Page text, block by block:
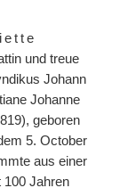
und treue
Johann
Johanne
geboren
5. October
aus einer
100 Jahren